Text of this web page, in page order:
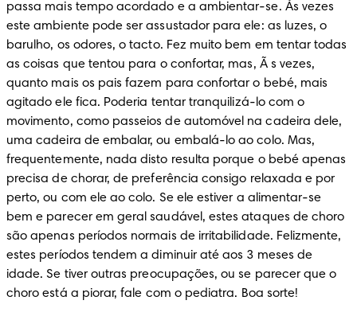
passa mais tempo acordado e a ambientar-se. Às vezes
este ambiente pode ser assustador para ele: as luzes, o
barulho, os odores, o tacto. Fez muito bem em tentar todas
as coisas que tentou para o confortar, mas, Ã s vezes,
quanto mais os pais fazem para confortar o bebé, mais
agitado ele fica. Poderia tentar tranquilizá-lo com o
movimento, como passeios de automóvel na cadeira dele,
uma cadeira de embalar, ou embalá-lo ao colo. Mas,
frequentemente, nada disto resulta porque o bebé apenas
precisa de chorar, de preferência consigo relaxada e por
perto, ou com ele ao colo. Se ele estiver a alimentar-se
bem e parecer em geral saudável, estes ataques de choro
são apenas períodos normais de irritabilidade. Felizmente,
estes períodos tendem a diminuir até aos 3 meses de
idade. Se tiver outras preocupações, ou se parecer que o
choro está a piorar, fale com o pediatra. Boa sorte!